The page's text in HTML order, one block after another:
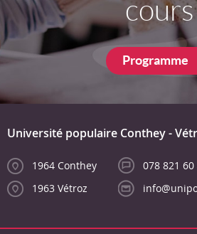
cours
Programme
Université populaire Conthey -
1964 Conthey
1963 Vétroz
078 821 60